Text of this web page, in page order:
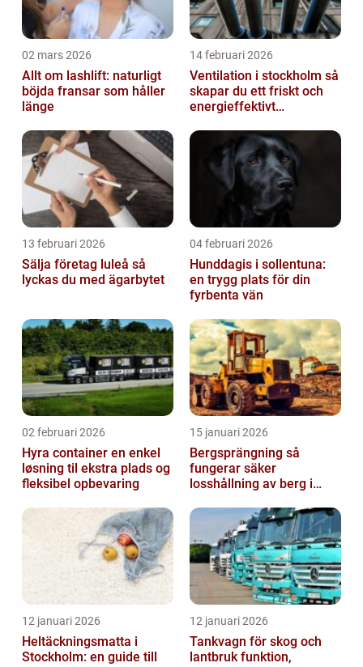
02 mars 2026
Allt om lashlift: naturligt
böjda fransar som håller
länge
14 februari 2026
Ventilation i stockholm så
skapar du ett friskt och
energieffektivt
13 februari 2026
Sälja företag luleå så
lyckas du med ägarbytet
04 februari 2026
Hunddagis i sollentuna:
en trygg plats för din
fyrbenta vän
02 februari 2026
Hyra container en enkel
løsning til ekstra plads og
fleksibel opbevaring
15 januari 2026
Bergsprängning så
fungerar säker
losshållning av berg i
12 januari 2026
Heltäckningsmatta i
Stockholm: en guide till
12 januari 2026
Tankvagn för skog och
lantbruk funktion,